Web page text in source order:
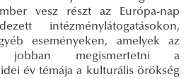
vesz részt az Európa-nap
intézménylátogatásokon,
eseményeken, amelyek az
jobban megismertetni a
év témája a kulturális örökség